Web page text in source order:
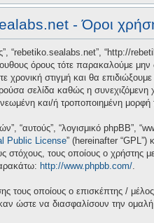
- Όροι
“rebetiko.sealabs.net”, “http://
όρους τότε παρακαλούμε μην
χρονική στιγμή και θα
σελίδα καθώς η συνεχιζόμενη
και/ή τροποποιημένη
“αυτούς”, “λογισμικό phpBB”,
Public License” (hereinafter “GPL”)
στόχους, τους οποίους ο χρήστης
http://www.phpbb.com/.
οποίους ο επισκέπτης /
ώστε να διασφαλίσουν την